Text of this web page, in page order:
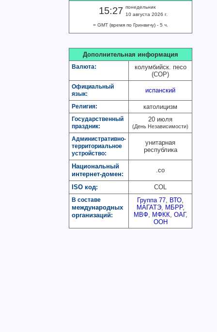
15:27 понедельник
10 августа 2026 г.
= GMT (время по Гринвичу) - 5 ч.
Дополнительная информация
Валюта:
колумбийск. песо
(COP)
Официальный
язык:
испанский
Религия: католицизм
Государственный
праздник:
20 июля
(День Независимости)
Административно-
территориальное
устройство:
унитарная
республика
Национальный
интернет-домен:
.co
ISO код: COL
В составе
международных
организаций:
Группа 77, ВТО,
МАГАТЭ, МБРР,
МВФ, МФКК, ОАГ,
ООН